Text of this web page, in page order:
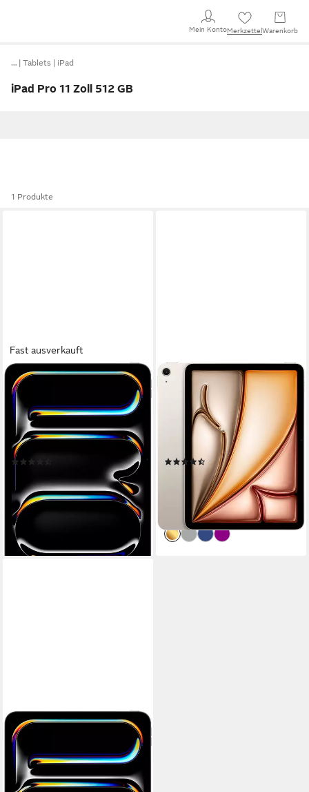
Mein KontoMerkzettel Warenkorb
… Tablets iPad
iPad Pro 11 Zoll 512 GB
1 Produkte
Fast ausverkauft
APPLE
11-inch iPad Pro Tablet
11 Zoll Bildschirmdiagonale
2000 GB
2420 x 1668 px Bildschirmauflösung
Produktdatenblatt
2.779,00 €
77,51 €mtl. in 48 Raten
-4%
lieferbar - in 1-2 Werktagen bei dir
APPLE
11" iPad Air Wi-Fi Tablet
Bildschirmdiagonale
1000 GB Speichergröße
2360 x 1640 px Bildschirmauflösung
Produktdatenblatt
(20)
1.499,99 € UVP
1.559,00 €
mtl. in 48 Raten
lieferbar - in 1-2 Werktagen bei dir
APPLE
11-inch iPad Pro Tablet
11 Zoll Bildschirmdiagonale
512 GB
2420 x 1668 px Bildschirmauflösung